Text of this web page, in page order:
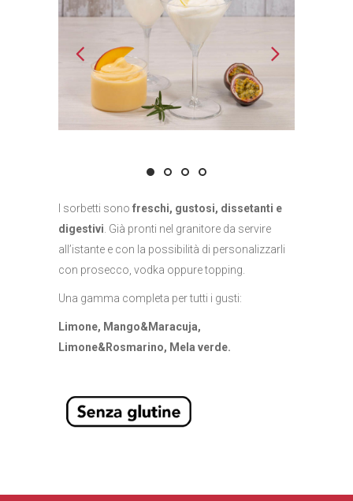
I sorbetti sono freschi, gustosi, dissetanti e
digestivi . Già pronti nel granitore da servire
all’istante e con la possibilità di personalizzarli
con prosecco, vodka oppure topping.
Una gamma completa per tutti i gusti:
Limone, Mango&Maracuja,
Limone&Rosmarino, Mela verde.